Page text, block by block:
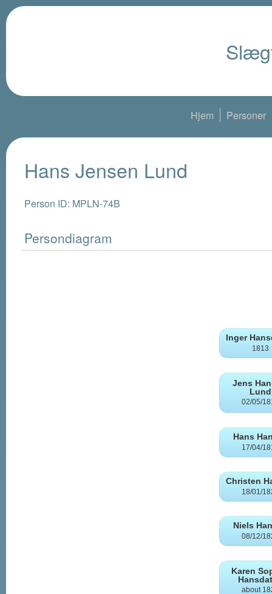
Hjem Personer
Hans Jensen Lund
Person ID: MPLN-74B
Persondiagram